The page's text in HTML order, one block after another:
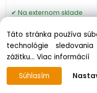
Na externom sklade
REGISTRAČNÁ ZĽAVA 5%
Táto stránka používa
technológie
zážitku... Viac informácií
Súhlasím